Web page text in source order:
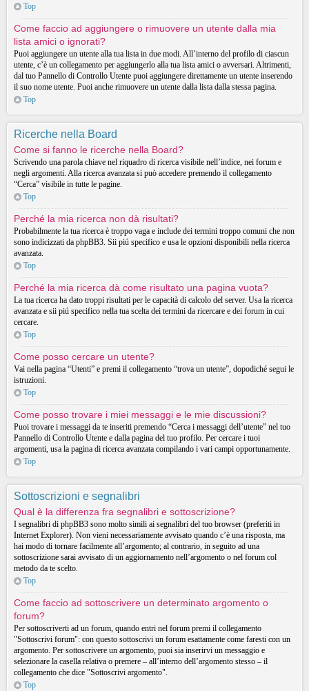
Top
Come faccio ad aggiungere o rimuovere un utente dalla mia
lista amici o ignorati?
Puoi aggiungere un utente alla tua lista in due modi. All’interno del profilo di ciascun
utente, c’è un collegamento per aggiungerlo alla tua lista amici o avversari. Altrimenti,
dal tuo Pannello di Controllo Utente puoi aggiungere direttamente un utente inserendo
il suo nome utente. Puoi anche rimuovere un utente dalla lista dalla stessa pagina.
Top
Ricerche nella Board
Come si fanno le ricerche nella Board?
Scrivendo una parola chiave nel riquadro di ricerca visibile nell’indice, nei forum e
negli argomenti. Alla ricerca avanzata si può accedere premendo il collegamento
“Cerca” visibile in tutte le pagine.
Top
Perché la mia ricerca non dà risultati?
Probabilmente la tua ricerca è troppo vaga e include dei termini troppo comuni che non
sono indicizzati da phpBB3. Sii piú specifico e usa le opzioni disponibili nella ricerca
avanzata.
Top
Perché la mia ricerca dà come risultato una pagina vuota?
La tua ricerca ha dato troppi risultati per le capacità di calcolo del server. Usa la ricerca
avanzata e sii piú specifico nella tua scelta dei termini da ricercare e dei forum in cui
cercare.
Top
Come posso cercare un utente?
Vai nella pagina “Utenti” e premi il collegamento “trova un utente”, dopodiché segui le
istruzioni.
Top
Come posso trovare i miei messaggi e le mie discussioni?
Puoi trovare i messaggi da te inseriti premendo “Cerca i messaggi dell’utente” nel tuo
Pannello di Controllo Utente e dalla pagina del tuo profilo. Per cercare i tuoi
argomenti, usa la pagina di ricerca avanzata compilando i vari campi opportunamente.
Top
Sottoscrizioni e segnalibri
Qual è la differenza fra segnalibri e sottoscrizione?
I segnalibri di phpBB3 sono molto simili ai segnalibri del tuo browser (preferiti in
Internet Explorer). Non vieni necessariamente avvisato quando c’è una risposta, ma
hai modo di tornare facilmente all’argomento; al contrario, in seguito ad una
sottoscrizione sarai avvisato di un aggiornamento nell’argomento o nel forum col
metodo da te scelto.
Top
Come faccio ad sottoscrivere un determinato argomento o
forum?
Per sottoscriverti ad un forum, quando entri nel forum premi il collegamento
"Sottoscrivi forum": con questo sottoscrivi un forum esattamente come faresti con un
argomento. Per sottoscrivere un argomento, puoi sia inserirvi un messaggio e
selezionare la casella relativa o premere – all’interno dell’argomento stesso – il
collegamento che dice "Sottoscrivi argomento".
Top